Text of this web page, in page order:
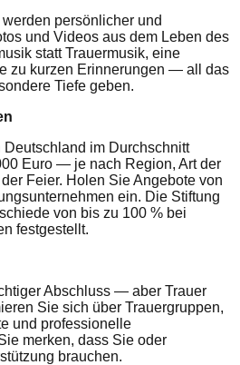
werden persönlicher und
und Videos aus dem Leben des
statt Trauermusik, eine
zu kurzen Erinnerungen — all das
Tiefe geben.
Deutschland im Durchschnitt
Euro — je nach Region, Art der
Feier. Holen Sie Angebote von
ein. Die Stiftung
von bis zu 100 % bei
festgestellt.
Abschluss — aber Trauer
Sie sich über Trauergruppen,
und professionelle
merken, dass Sie oder
brauchen.